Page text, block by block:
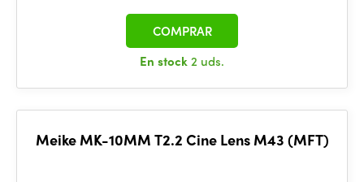
En stock2 uds.
COMPRAR
Meike MK-10MM T2.2 Cine Lens M43 (MFT)